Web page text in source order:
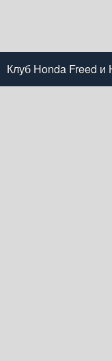
Клуб Honda Freed и